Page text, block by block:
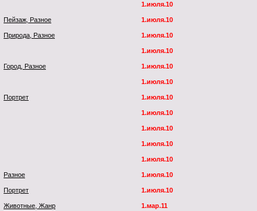
1.июля.10
Пейзаж, Разное 1.июля.10
Природа, Разное 1.июля.10
1.июля.10
Город, Разное 1.июля.10
1.июля.10
Портрет 1.июля.10
1.июля.10
1.июля.10
1.июля.10
1.июля.10
Разное 1.июля.10
Портрет 1.июля.10
Животные, Жанр 1.мар.11